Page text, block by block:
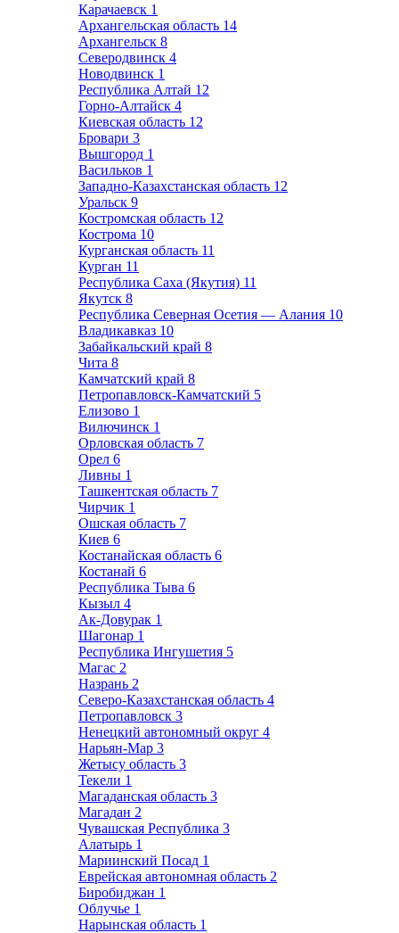
Карачаевск 1
Архангельская область 14
Архангельск 8
Северодвинск 4
Новодвинск 1
Республика Алтай 12
Горно-Алтайск 4
Киевская область 12
Бровари 3
Вышгород 1
Васильков 1
Западно-Казахстанская область 12
Уральск 9
Костромская область 12
Кострома 10
Курганская область 11
Курган 11
Республика Саха (Якутия) 11
Якутск 8
Республика Северная Осетия — Алания 10
Владикавказ 10
Забайкальский край 8
Чита 8
Камчатский край 8
Петропавловск-Камчатский 5
Елизово 1
Вилючинск 1
Орловская область 7
Орел 6
Ливны 1
Ташкентская область 7
Чирчик 1
Ошская область 7
Киев 6
Костанайская область 6
Костанай 6
Республика Тыва 6
Кызыл 4
Ак-Довурак 1
Шагонар 1
Республика Ингушетия 5
Магас 2
Назрань 2
Северо-Казахстанская область 4
Петропавловск 3
Ненецкий автономный округ 4
Нарьян-Мар 3
Жетысу область 3
Текели 1
Магаданская область 3
Магадан 2
Чувашская Республика 3
Алатырь 1
Мариинский Посад 1
Еврейская автономная область 2
Биробиджан 1
Облучье 1
Нарынская область 1